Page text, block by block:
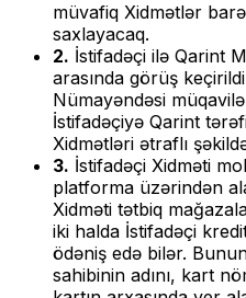
müvafiq Xidmətlər
saxlayacaq.
2. İstifadəçi ilə Qarint
arasında görüş
Nümayəndəsi
İstifadəçiyə Qarint
Xidmətləri ətraflı
3. İstifadəçi Xidməti
platforma üzərindən
Xidməti tətbiq
iki halda İstifadəçi
ödəniş edə bilər.
sahibinin adını, kart